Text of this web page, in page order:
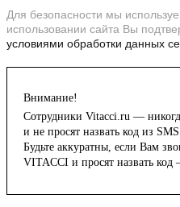
Для безопасности мы
использовании сайта Вы
условиями обработки данных
Внимание!
Сотрудники Vitacci.ru —
и не просят назвать код из
Будьте аккуратны, если Вам
VITACCI и просят назвать